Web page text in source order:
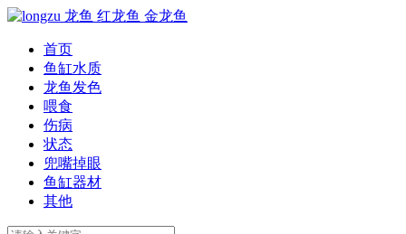
首页
鱼缸水质
龙鱼发色
喂食
伤病
状态
兜嘴掉眼
鱼缸器材
其他